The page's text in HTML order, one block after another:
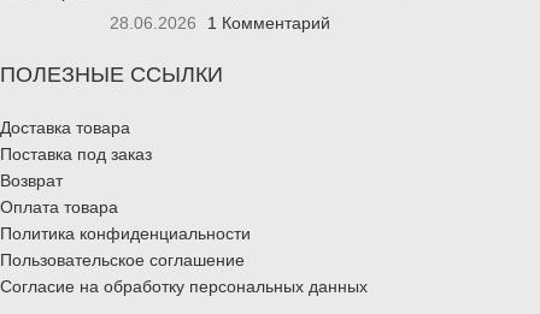
28.06.2026
1 Комментарий
ПОЛЕЗНЫЕ ССЫЛКИ
Доставка товара
Поставка под заказ
Возврат
Оплата товара
Политика конфиденциальности
Пользовательское соглашение
Согласие на обработку персональных данных